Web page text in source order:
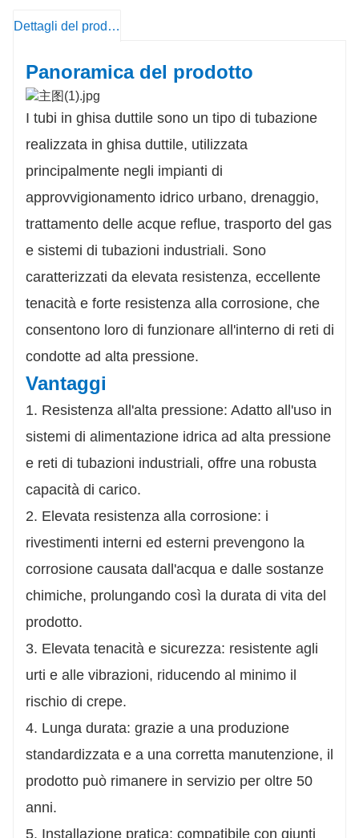
energetici di pompaggio.
Il rivestimento epossidico resiste a un'ampia gamma
di temperature, garantendo che i tubi rimangano
affidabili e funzionali in diverse condizioni ambientali.
Efficienza dei costi e versatilità
Le ridotte esigenze di manutenzione e la lunga durata
di servizio si traducono in un notevole risparmio sui
costi, mentre la versatilità delle tubazioni le rende
adatte a sistemi idrici municipali, applicazioni
industriali e impianti di trattamento delle acque reflue.
Dettagli del prodotto
Panoramica del prodotto
I tubi in ghisa duttile sono un tipo di tubazione
realizzata in ghisa duttile, utilizzata
principalmente negli impianti di
approvvigionamento idrico urbano, drenaggio,
trattamento delle acque reflue, trasporto del gas
e sistemi di tubazioni industriali. Sono
caratterizzati da elevata resistenza, eccellente
tenacità e forte resistenza alla corrosione, che
consentono loro di funzionare all'interno di reti di
condotte ad alta pressione.
Vantaggi
1. Resistenza all'alta pressione: Adatto all'uso in
sistemi di alimentazione idrica ad alta pressione
e reti di tubazioni industriali, offre una robusta
capacità di carico.
2. Elevata resistenza alla corrosione: i
rivestimenti interni ed esterni prevengono la
corrosione causata dall'acqua e dalle sostanze
chimiche, prolungando così la durata di vita del
prodotto.
3. Elevata tenacità e sicurezza: resistente agli
urti e alle vibrazioni, riducendo al minimo il
rischio di crepe.
4. Lunga durata: grazie a una produzione
standardizzata e a una corretta manutenzione, il
prodotto può rimanere in servizio per oltre 50
anni.
5. Installazione pratica: compatibile con giunti